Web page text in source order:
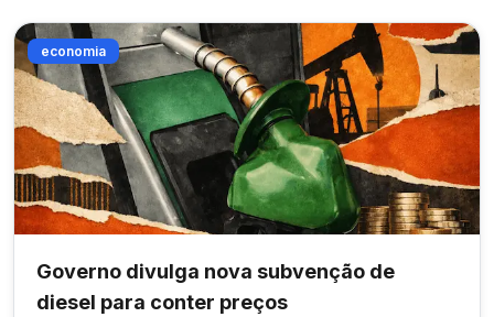
economia
Governo divulga nova subvenção de
diesel para conter preços